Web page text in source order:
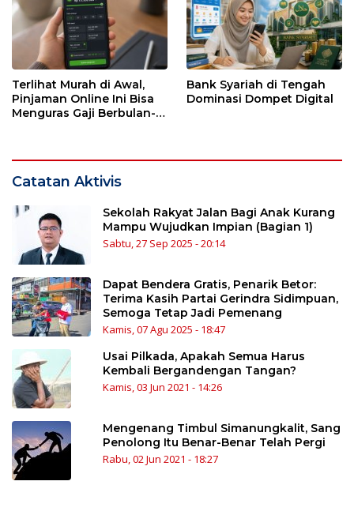
Terlihat Murah di Awal,
Pinjaman Online Ini Bisa
Menguras Gaji Berbulan-
Bank Syariah di Tengah
Dominasi Dompet Digital
Catatan Aktivis
Sekolah Rakyat Jalan Bagi Anak Kurang
Mampu Wujudkan Impian (Bagian 1)
Sabtu, 27 Sep 2025 - 20:14
Dapat Bendera Gratis, Penarik Betor:
Terima Kasih Partai Gerindra Sidimpuan,
Semoga Tetap Jadi Pemenang
Kamis, 07 Agu 2025 - 18:47
Usai Pilkada, Apakah Semua Harus
Kembali Bergandengan Tangan?
Kamis, 03 Jun 2021 - 14:26
Mengenang Timbul Simanungkalit, Sang
Penolong Itu Benar-Benar Telah Pergi
Rabu, 02 Jun 2021 - 18:27